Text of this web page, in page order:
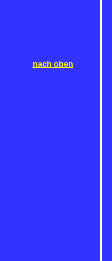
nach oben